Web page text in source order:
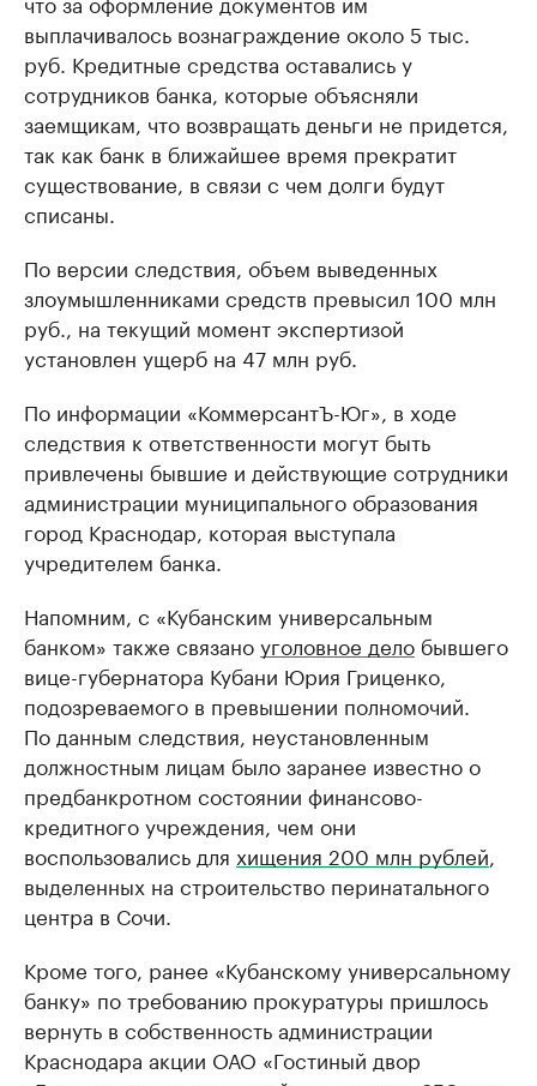
выплачивалось вознаграждение около 5 тыс.
руб. Кредитные средства оставались у
сотрудников банка, которые объясняли
заемщикам, что возвращать деньги не придется,
так как банк в ближайшее время прекратит
существование, в связи с чем долги будут
списаны.
По версии следствия, объем выведенных
злоумышленниками средств превысил 100 млн
руб., на текущий момент экспертизой
установлен ущерб на 47 млн руб.
По информации «КоммерсантЪ-Юг», в ходе
следствия к ответственности могут быть
привлечены бывшие и действующие сотрудники
администрации муниципального образования
город Краснодар, которая выступала
учредителем банка.
Напомним, с «Кубанским универсальным
банком» также связаноуголовное дело бывшего
вице-губернатора Кубани Юрия Гриценко,
подозреваемого в превышении полномочий.
По данным следствия, неустановленным
должностным лицам было заранее известно о
предбанкротном состоянии финансово-
кредитного учреждения, чем они
воспользовались для хищения 200 млн рублей
выделенных на строительство перинатального
центра в Сочи.
Кроме того, ранее «Кубанскому универсальному
банку» по требованию прокуратуры пришлось
вернуть в собственность администрации
Краснодара акции ОАО «Гостиный двор